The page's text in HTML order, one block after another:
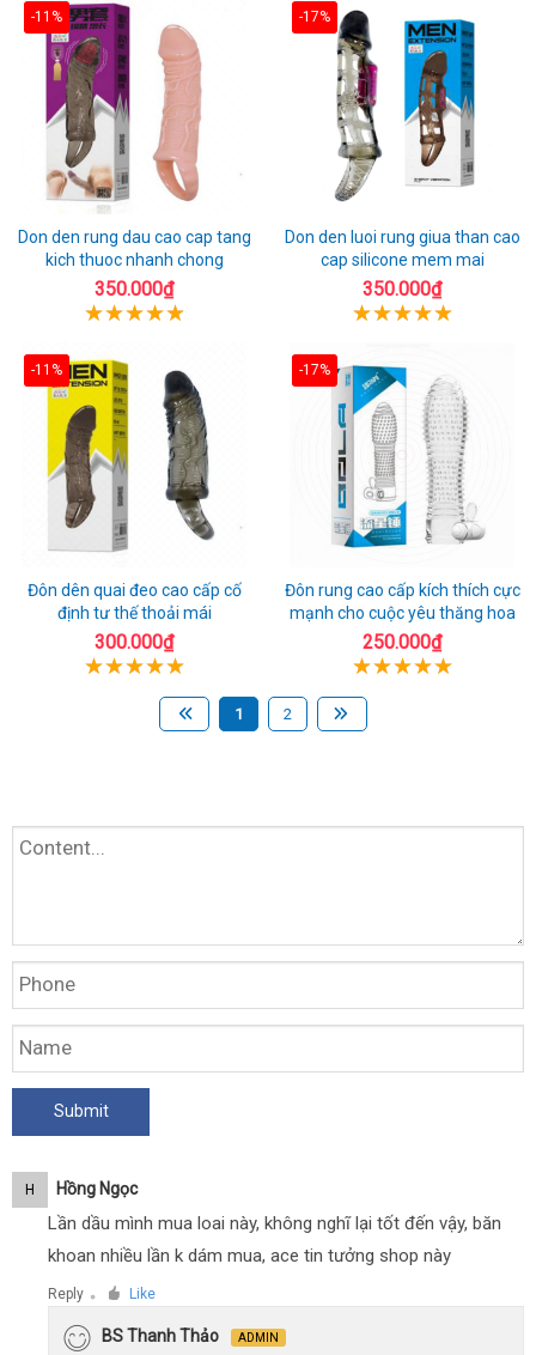
-11%
Don den rung dau cao cap tang
kich thuoc nhanh chong
350.000₫
-17%
Don den luoi rung giua than cao
cap silicone mem mai
350.000₫
-11%
Đôn dên quai đeo cao cấp cố
định tư thế thoải mái
300.000₫
-17%
Đôn rung cao cấp kích thích cực
mạnh cho cuộc yêu thăng hoa
250.000₫
1 2
H Hồng Ngọc
Lần dầu mình mua loai này, không nghĩ lại tốt đến vậy, băn
khoan nhiều lần k dám mua, ace tin tưởng shop này
Reply ● Like
BS Thanh Thảo ADMIN